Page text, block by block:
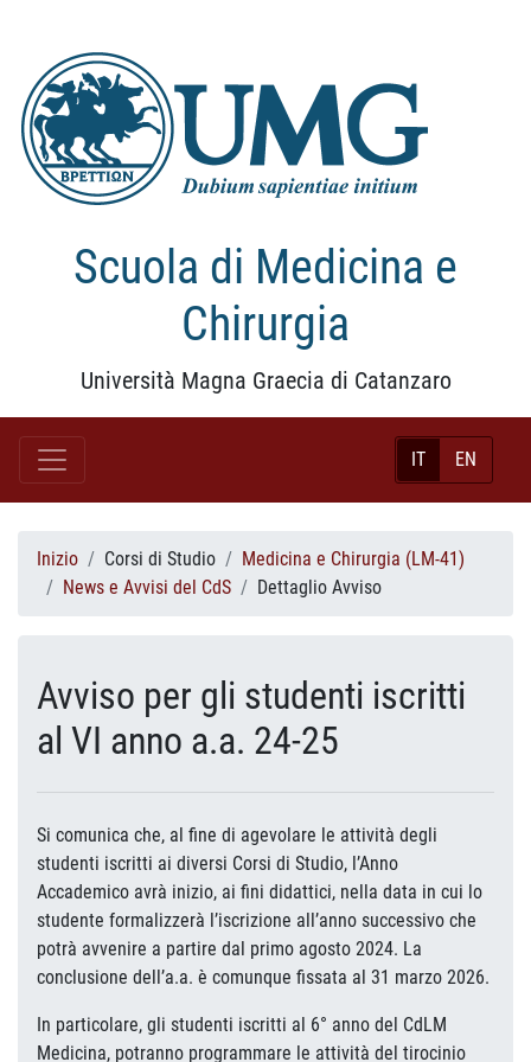
Scuola di Medicina e
Chirurgia
Università Magna Graecia di Catanzaro
IT EN
Inizio Corsi di Studio
Medicina e Chirurgia (LM-41)
News e Avvisi del CdS
Dettaglio Avviso
Avviso per gli studenti iscritti
al VI anno a.a. 24-25
Si comunica che, al fine di agevolare le attività degli
studenti iscritti ai diversi Corsi di Studio, l’Anno
Accademico avrà inizio, ai fini didattici, nella data in cui lo
studente formalizzerà l’iscrizione all’anno successivo che
potrà avvenire a partire dal primo agosto 2024. La
conclusione dell’a.a. è comunque fissata al 31 marzo 2026.
In particolare, gli studenti iscritti al 6° anno del CdLM
Medicina, potranno programmare le attività del tirocinio